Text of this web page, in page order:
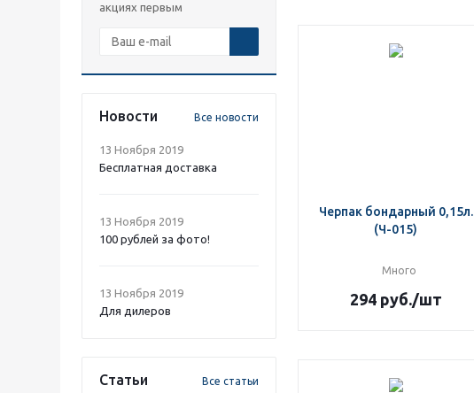
акциях первым
Новости Все новости
13 Ноября 2019
Бесплатная доставка
13 Ноября 2019
100 рублей за фото!
13 Ноября 2019
Для дилеров
Статьи Все статьи
Черпак бондарный 0,15л.
(Ч-015)
Много
294руб./шт